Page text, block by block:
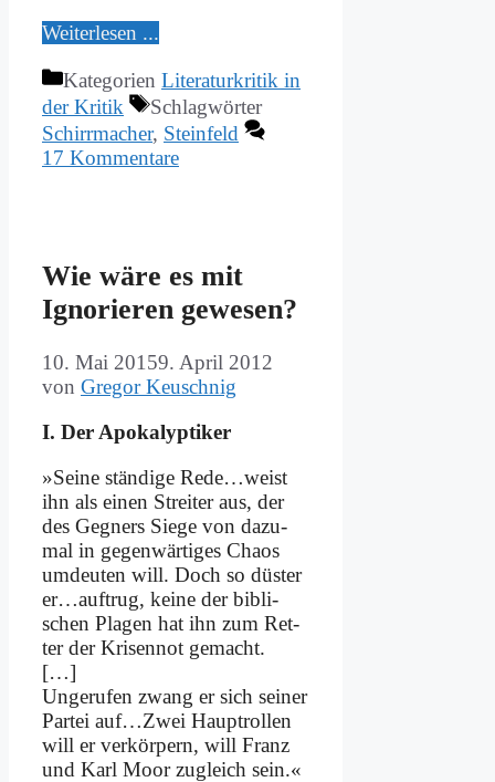
Wei­ter­le­sen ...
Kategorien Literaturkritik in
der Kritik
Schlagwörter
Schirrmacher, Steinfeld
17 Kommentare
Wie wä­re es mit
Igno­rie­ren ge­we­sen?
10. Mai 20159. April 2012
von Gregor Keuschnig
I. Der Apo­ka­lyp­ti­ker
»Sei­ne stän­di­ge Rede…weist
ihn als ei­nen Strei­ter aus, der
des Geg­ners Sie­ge von da­zu­
mal in ge­gen­wär­ti­ges Cha­os
um­deu­ten will. Doch so dü­ster
er…auftrug, kei­ne der bi­bli­
schen Pla­gen hat ihn zum Ret­
ter der Kri­sen­not ge­macht.
[…]
Un­ge­ru­fen zwang er sich sei­ner
Par­tei auf…Zwei Haupt­rol­len
will er ver­kör­pern, will Franz
und Karl Moor zu­gleich sein.«